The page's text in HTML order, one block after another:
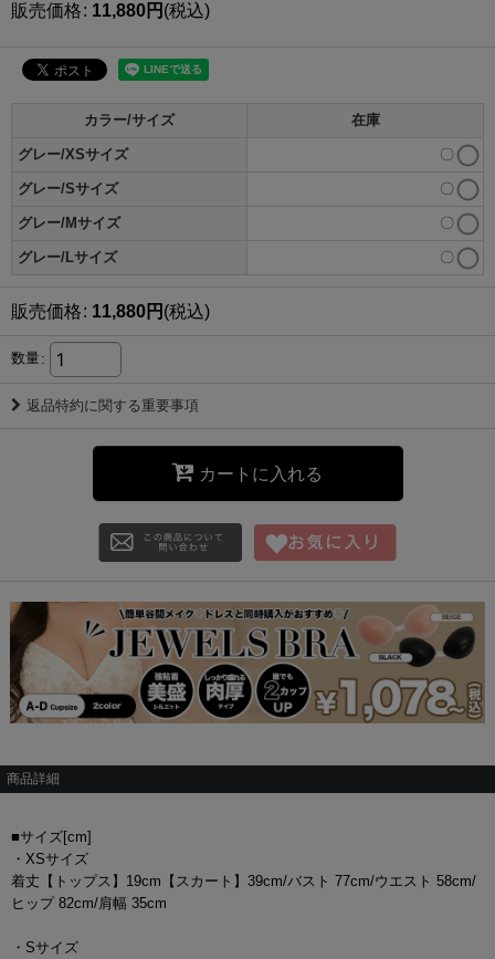
販売価格: 11,880円 (税込)
カラー/サイズ 在庫
グレー/XSサイズ 〇
グレー/Sサイズ 〇
グレー/Mサイズ 〇
グレー/Lサイズ 〇
販売価格: 11,880円 (税込)
数量:
返品特約に関する重要事項
カートに入れる
商品詳細
■サイズ[cm]
・XSサイズ
着丈【トップス】19cm【スカート】39cm/バスト 77cm/ウエスト 58cm/
ヒップ 82cm/肩幅 35cm
・Sサイズ